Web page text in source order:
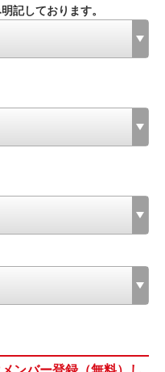
記しております。